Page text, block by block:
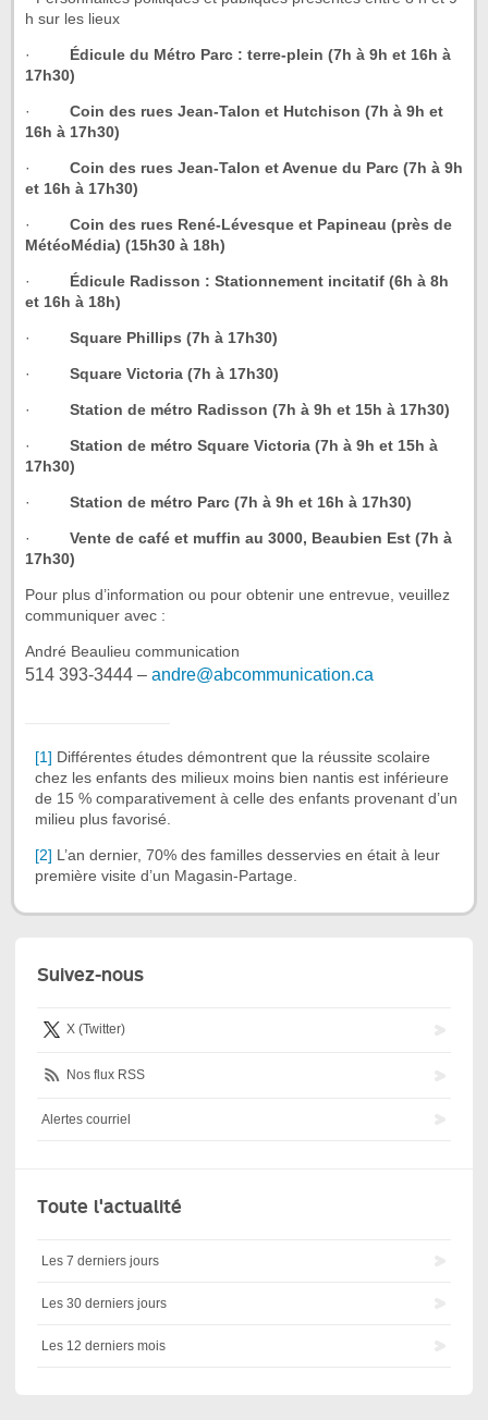
h sur les lieux
· Édicule du Métro Parc : terre-plein (7h à 9h et 16h à
17h30)
· Coin des rues Jean-Talon et Hutchison (7h à 9h et
16h à 17h30)
· Coin des rues Jean-Talon et Avenue du Parc (7h à 9h
et 16h à 17h30)
· Coin des rues René-Lévesque et Papineau (près de
MétéoMédia) (15h30 à 18h)
· Édicule Radisson : Stationnement incitatif (6h à 8h
et 16h à 18h)
· Square Phillips (7h à 17h30)
· Square Victoria (7h à 17h30)
· Station de métro Radisson (7h à 9h et 15h à 17h30)
· Station de métro Square Victoria (7h à 9h et 15h à
17h30)
· Station de métro Parc (7h à 9h et 16h à 17h30)
· Vente de café et muffin au 3000, Beaubien Est (7h à
17h30)
Pour plus d’information ou pour obtenir une entrevue, veuillez
communiquer avec :
André Beaulieu communication
514 393-3444 – andre@abcommunication.ca
[1] Différentes études démontrent que la réussite scolaire
chez les enfants des milieux moins bien nantis est inférieure
de 15 % comparativement à celle des enfants provenant d’un
milieu plus favorisé.
[2] L’an dernier, 70% des familles desservies en était à leur
première visite d’un Magasin-Partage.
Suivez-nous
X (Twitter)
Nos flux RSS
Alertes courriel
Toute l'actualité
Les 7 derniers jours
Les 30 derniers jours
Les 12 derniers mois